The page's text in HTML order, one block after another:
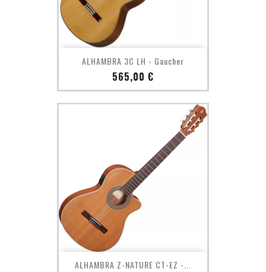
ALHAMBRA 3C LH - Gaucher
Prix
565,00 €
ALHAMBRA Z-NATURE CT-EZ -...